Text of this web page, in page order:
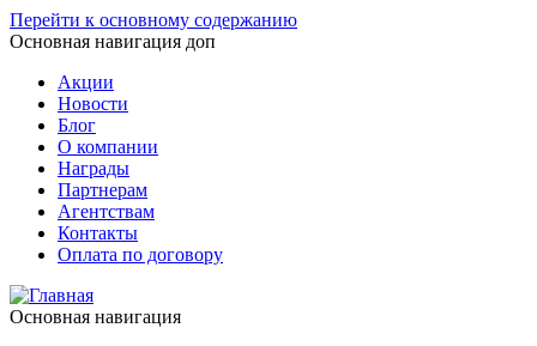
Перейти к основному содержанию
Основная навигация доп
Акции
Новости
Блог
О компании
Награды
Партнерам
Агентствам
Контакты
Оплата по договору
Основная навигация